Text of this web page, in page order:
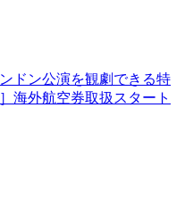
ドン公演を観劇できる特
海外航空券取扱スタート